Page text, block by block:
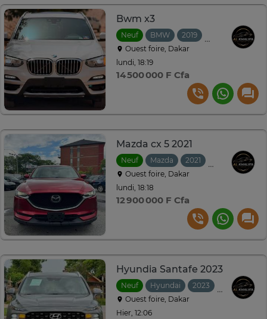
Bwm x3
Neuf BMW 2019
Automatique
Ouest foire, Dakar
lundi, 18:19
14 500 000 F Cfa
Mazda cx 5 2021
Neuf Mazda 2021
Automatique
Ouest foire, Dakar
lundi, 18:18
12 900 000 F Cfa
Hyundia Santafe 2023
Neuf Hyundai 2023
Ouest foire, Dakar
Hier, 12:06